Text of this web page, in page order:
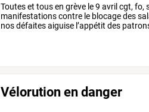
Touteset tousen grève le9 avril cgt,fo,
manifestationscontre le blocagedes
nosdéfaitesaiguise l’appétit des
Vélorution en danger